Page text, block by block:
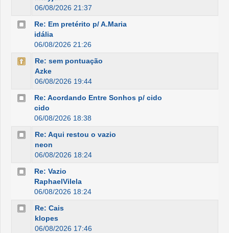
06/08/2026 21:37
Re: Em pretérito p/ A.Maria
idália
06/08/2026 21:26
Re: sem pontuação
Azke
06/08/2026 19:44
Re: Acordando Entre Sonhos p/ cido
cido
06/08/2026 18:38
Re: Aqui restou o vazio
neon
06/08/2026 18:24
Re: Vazio
RaphaelVilela
06/08/2026 18:24
Re: Cais
klopes
06/08/2026 17:46